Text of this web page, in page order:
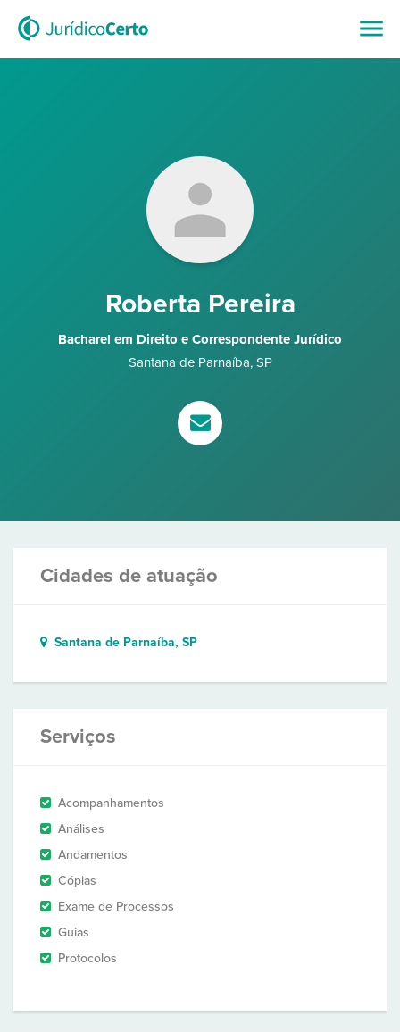
Roberta Pereira
Bacharel em Direito e Correspondente Jurídico
Santana de Parnaíba, SP
Cidades de atuação
Santana de Parnaíba, SP
Serviços
Acompanhamentos
Análises
Andamentos
Cópias
Exame de Processos
Guias
Protocolos